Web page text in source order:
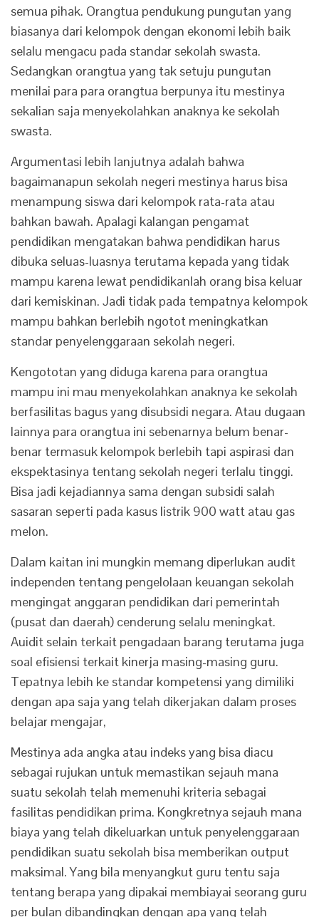
semua pihak. Orangtua pendukung pungutan yang
biasanya dari kelompok dengan ekonomi lebih baik
selalu mengacu pada standar sekolah swasta.
Sedangkan orangtua yang tak setuju pungutan
menilai para para orangtua berpunya itu mestinya
sekalian saja menyekolahkan anaknya ke sekolah
swasta.
Argumentasi lebih lanjutnya adalah bahwa
bagaimanapun sekolah negeri mestinya harus bisa
menampung siswa dari kelompok rata-rata atau
bahkan bawah. Apalagi kalangan pengamat
pendidikan mengatakan bahwa pendidikan harus
dibuka seluas-luasnya terutama kepada yang tidak
mampu karena lewat pendidikanlah orang bisa keluar
dari kemiskinan. Jadi tidak pada tempatnya kelompok
mampu bahkan berlebih ngotot meningkatkan
standar penyelenggaraan sekolah negeri.
Kengototan yang diduga karena para orangtua
mampu ini mau menyekolahkan anaknya ke sekolah
berfasilitas bagus yang disubsidi negara. Atau dugaan
lainnya para orangtua ini sebenarnya belum benar-
benar termasuk kelompok berlebih tapi aspirasi dan
ekspektasinya tentang sekolah negeri terlalu tinggi.
Bisa jadi kejadiannya sama dengan subsidi salah
sasaran seperti pada kasus listrik 900 watt atau gas
melon.
Dalam kaitan ini mungkin memang diperlukan audit
independen tentang pengelolaan keuangan sekolah
mengingat anggaran pendidikan dari pemerintah
(pusat dan daerah) cenderung selalu meningkat.
Auidit selain terkait pengadaan barang terutama juga
soal efisiensi terkait kinerja masing-masing guru.
Tepatnya lebih ke standar kompetensi yang dimiliki
dengan apa saja yang telah dikerjakan dalam proses
belajar mengajar,
Mestinya ada angka atau indeks yang bisa diacu
sebagai rujukan untuk memastikan sejauh mana
suatu sekolah telah memenuhi kriteria sebagai
fasilitas pendidikan prima. Kongkretnya sejauh mana
biaya yang telah dikeluarkan untuk penyelenggaraan
pendidikan suatu sekolah bisa memberikan output
maksimal. Yang bila menyangkut guru tentu saja
tentang berapa yang dipakai membiayai seorang guru
per bulan dibandingkan dengan apa yang telah